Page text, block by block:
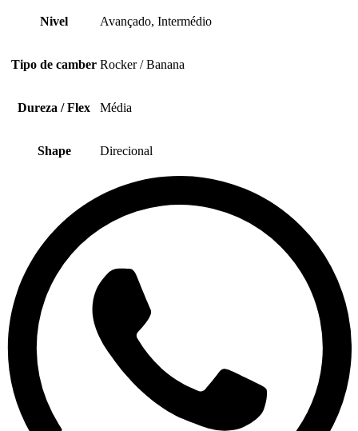
Nivel Avançado, Intermédio
Tipo de camber Rocker / Banana
Dureza / Flex Média
Shape Direcional